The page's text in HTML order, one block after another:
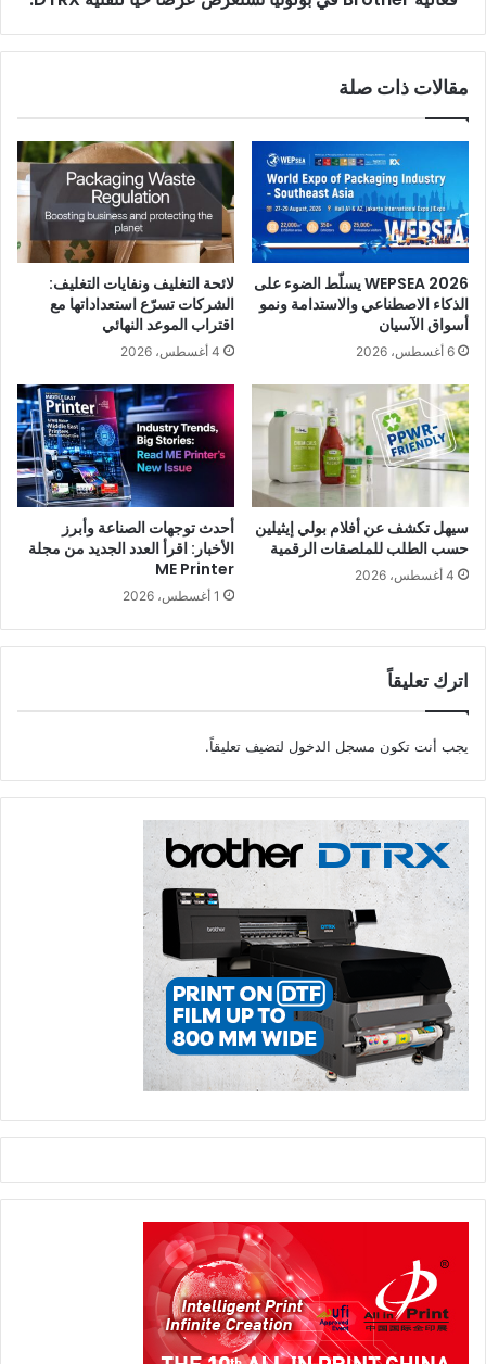
مقالات ذات صلة
WEPSEA 2026 يسلّط الضوء على
الذكاء الاصطناعي والاستدامة ونمو
أسواق الآسيان
6 أغسطس، 2026
لائحة التغليف ونفايات التغليف:
الشركات تسرّع استعداداتها مع
اقتراب الموعد النهائي
4 أغسطس، 2026
سيهل تكشف عن أفلام بولي إيثيلين
حسب الطلب للملصقات الرقمية
4 أغسطس، 2026
أحدث توجهات الصناعة وأبرز
الأخبار: اقرأ العدد الجديد من مجلة
ME Printer
1 أغسطس، 2026
اترك تعليقاً
يجب أنت تكون مسجل الدخول لتضيف تعليقاً.